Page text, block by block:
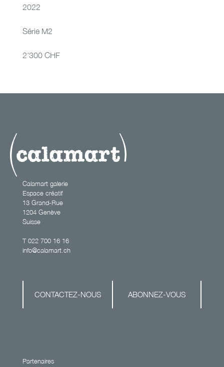
2022
Série M2
2'300 CHF
Calamart galerie
Espace créatif
13 Grand-Rue
1204 Genève
Suisse
T 022 700 16 16
info@calamart.ch
CONTACTEZ-NOUS ABONNEZ-VOUS
Partenaires